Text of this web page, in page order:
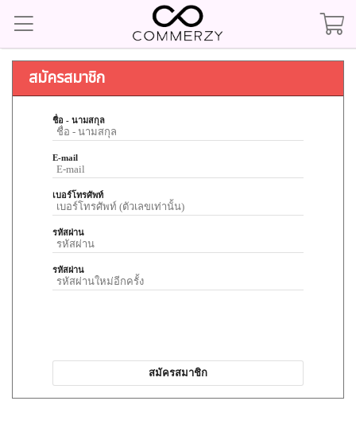
สมัครสมาชิก
ชื่อ - นามสกุล
E-mail
เบอร์โทรศัพท์
รหัสผ่าน
รหัสผ่าน
สมัครสมาชิก